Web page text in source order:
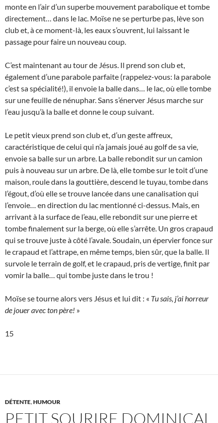
monte en l’air d’un superbe mouvement parabolique et tombe
directement… dans le lac. Moïse ne se perturbe pas, lève son
club et, à ce moment-là, les eaux s’ouvrent, lui laissant le
passage pour faire un nouveau coup.
C’est maintenant au tour de Jésus. Il prend son club et,
également d’une parabole parfaite (rappelez-vous: la parabole
c’est sa spécialité!), il envoie la balle dans… le lac, où elle tombe
sur une feuille de nénuphar. Sans s’énerver Jésus marche sur
l’eau jusqu’à la balle et donne le coup suivant.
Le petit vieux prend son club et, d’un geste affreux,
caractéristique de celui qui n’a jamais joué au golf de sa vie,
envoie sa balle sur un arbre. La balle rebondit sur un camion
puis à nouveau sur un arbre. De là, elle tombe sur le toit d’une
maison, roule dans la gouttière, descend le tuyau, tombe dans
l’égout, d’où elle se trouve lancée dans une canalisation qui
l’envoie… en direction du lac mentionné ci-dessus. Mais, en
arrivant à la surface de l’eau, elle rebondit sur une pierre et
tombe finalement sur la berge, où elle s’arrête. Un gros crapaud
qui se trouve juste à côté l’avale. Soudain, un épervier fonce sur
le crapaud et l’attrape, en même temps, bien sûr, que la balle. Il
survole le terrain de golf, et le crapaud, pris de vertige, finit par
vomir la balle… qui tombe juste dans le trou !
Moïse se tourne alors vers Jésus et lui dit : « Tu sais, j’ai horreur
de jouer avec ton père! »
15
DÉTENTE,HUMOUR
PETIT SOURIRE DOMINICAL